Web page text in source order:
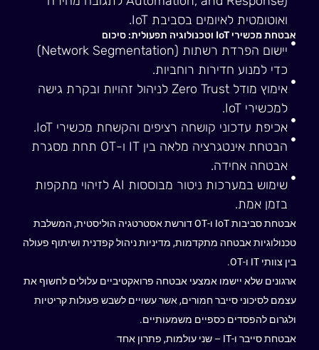
ואוטומטית לאיומים בסביבת IoT.
אבטחת מכשירי IoT וטכנולוגיה תפעולית: סיכום
יישום הפרדת רשתות (Network Segmentation)
כדי למנוע חדירות רוחביות.
אימוץ מודל Zero Trust לניהול זהויות ובקרת גישה
למכשירי IoT.
אכיפת עדכוני קושחה רציפים והקשחת מכשירי IoT.
הבטחת אינטגרציה מלאה בין IT ו-OT תחת מסגרת
אבטחה אחידה.
שימוש במערכות ניטור מבוססות AI לזיהוי מתקפות
בזמן אמת.
אבטחת סביבות IoT ו-OT דורשת אסטרטגיה הוליסטית, המשלבת
טכנולוגיות אבטחה מתקדמות, מדיניות ניהול קפדנית ושיתוף פעולה
בין צוותי IT ו-OT.
ארגונים שלא יישמו אמצעי אבטחה פרואקטיביים עלולים לחשוף את
עצמם לסיכוני סייבר חמורים, אשר עשויים לשבש פעולות קריטיות
ולגרום להפסדים כספיים משמעותיים.
אבטחת סייבר ו-IT – שני עולמות, פתרון אחד